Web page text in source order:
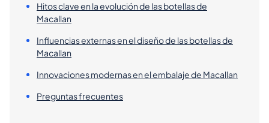
Hitos clave en la evolución de las botellas de
Macallan
Influencias externas en el diseño de las botellas de
Macallan
Innovaciones modernas en el embalaje de Macallan
Preguntas frecuentes